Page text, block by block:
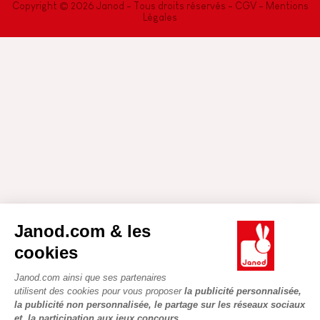
Janod.com & les
cookies
Janod.com ainsi que ses partenaires
utilisent des cookies pour vous proposer la publicité personnalisée,
la publicité non personnalisée, le partage sur les réseaux sociaux
et la participation aux jeux concours.
Copyright © 2026 Janod - Tous droits réservés - CGV- Mentions
Légales